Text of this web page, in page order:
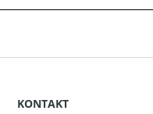
KONTAKT